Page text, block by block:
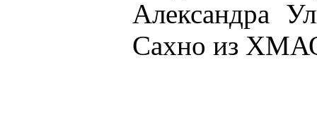
Александра
Сахно из